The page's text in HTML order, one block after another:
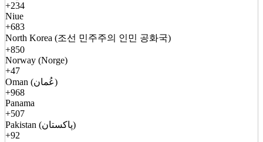
+234
Niue
+683
North Korea (조선 민주주의 인민 공화국)
+850
Norway (Norge)
+47
Oman (عُمان)
+968
Panama
+507
Pakistan (پاکستان)
+92